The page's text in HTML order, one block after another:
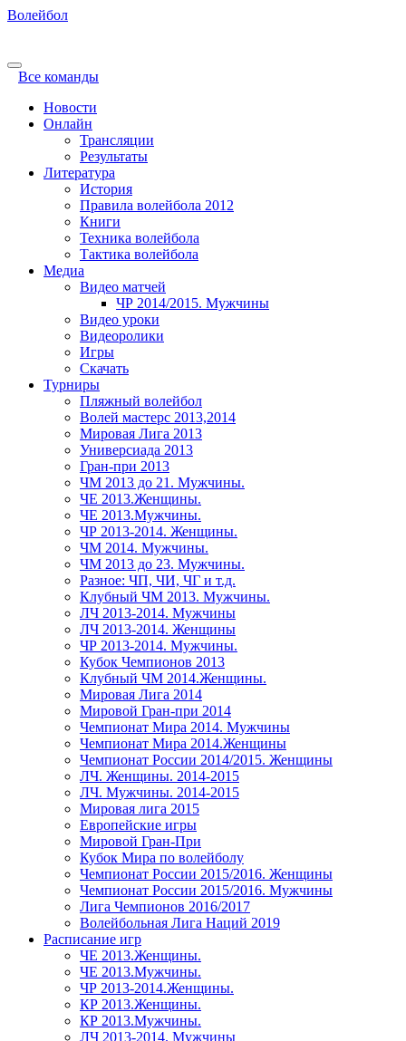
Волейбол
Все команды
Новости
Онлайн
Трансляции
Результаты
Литература
История
Правила волейбола 2012
Книги
Техника волейбола
Тактика волейбола
Медиа
Видео матчей
ЧР 2014/2015. Мужчины
Видео уроки
Видеоролики
Игры
Скачать
Турниры
Пляжный волейбол
Волей мастерс 2013,2014
Мировая Лига 2013
Универсиада 2013
Гран-при 2013
ЧМ 2013 до 21. Мужчины.
ЧЕ 2013.Женщины.
ЧЕ 2013.Мужчины.
ЧР 2013-2014. Женщины.
ЧМ 2014. Мужчины.
ЧМ 2013 до 23. Мужчины.
Разное: ЧП, ЧИ, ЧГ и т.д.
Клубный ЧМ 2013. Мужчины.
ЛЧ 2013-2014. Мужчины
ЛЧ 2013-2014. Женщины
ЧР 2013-2014. Мужчины.
Кубок Чемпионов 2013
Клубный ЧМ 2014.Женщины.
Мировая Лига 2014
Мировой Гран-при 2014
Чемпионат Мира 2014. Мужчины
Чемпионат Мира 2014.Женщины
Чемпионат России 2014/2015. Женщины
ЛЧ. Женщины. 2014-2015
ЛЧ. Мужчины. 2014-2015
Мировая лига 2015
Европейские игры
Мировой Гран-При
Кубок Мира по волейболу
Чемпионат России 2015/2016. Женщины
Чемпионат России 2015/2016. Мужчины
Лига Чемпионов 2016/2017
Волейбольная Лига Наций 2019
Расписание игр
ЧЕ 2013.Женщины.
ЧЕ 2013.Мужчины.
ЧР 2013-2014.Женщины.
КР 2013.Женщины.
КР 2013.Мужчины.
ЛЧ 2013-2014. Мужчины